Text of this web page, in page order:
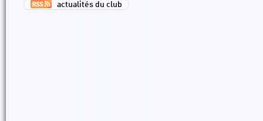
actualités du club